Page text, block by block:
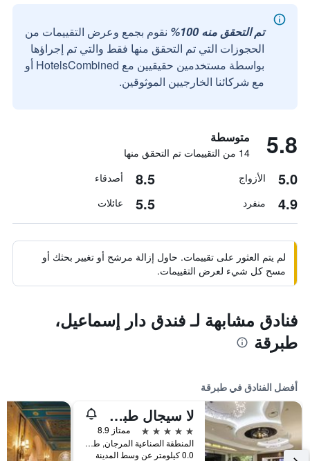
تم التحقق منه 100%
نقوم بجمع وعرض التقييمات من
الحجوزات التي تم التحقق منها فقط والتي تم إجراؤها
بواسطة مستخدمين حقيقيين مع HotelsCombined أو
مع شركائنا الخارجيين الموثوقين.
5.8 متوسطة
14 من التقييمات تم التحقق منها
5.0 الأزواج 8.5 أصدقاء
4.9 منفرد 5.5 عائلات
لم يتم العثور على تقييمات. حاول إزالة مرشح أو تغيير بحثك أو
مسح كل شيء لعرض التقييمات.
فنادق مشابهة لـ فندق دار إسماعيل،
طبرقة
أفضل الفنادق في طبرقة
لا سيجال طبرقة أوتل سبا آند جولف
5 نجوم
ممتاز 8.9
المنطقة الصناعية المرجان, طبرقة, تونس
0.0 كيلومتر عن وسط المدينة